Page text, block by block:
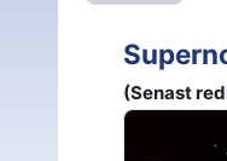
(Senast